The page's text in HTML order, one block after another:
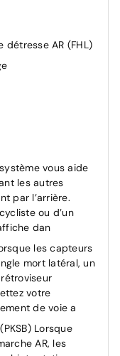
AR (FHL)
"E-Call"
(RSRS)
vous aide
les autres
par l’arrière.
ou d’un
dan
les capteurs
mort latéral, un
votre
de voie a
Lorsque
AR, les